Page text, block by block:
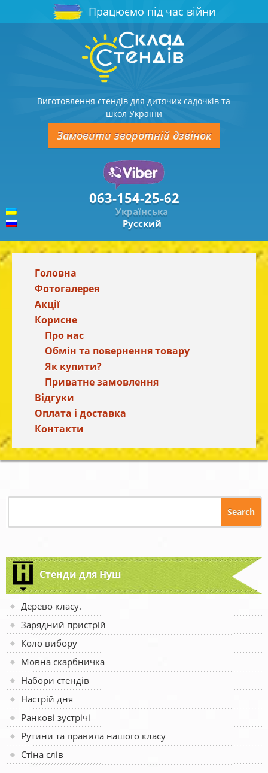
Працюємо під час війни
Виготовлення стендів для дитячих садочків та
школ України
Замовити зворотній дзвінок
063-154-25-62
Українська
Русский
Головна
Фотогалерея
Акції
Корисне
Про нас
Обмін та повернення товару
Як купити?
Приватне замовлення
Відгуки
Оплата і доставка
Контакти
Стенди для Нуш
Дерево класу.
Зарядний пристрій
Коло вибору
Мовна скарбничка
Набори стендів
Настрій дня
Ранкові зустрічі
Рутини та правила нашого класу
Стіна слів